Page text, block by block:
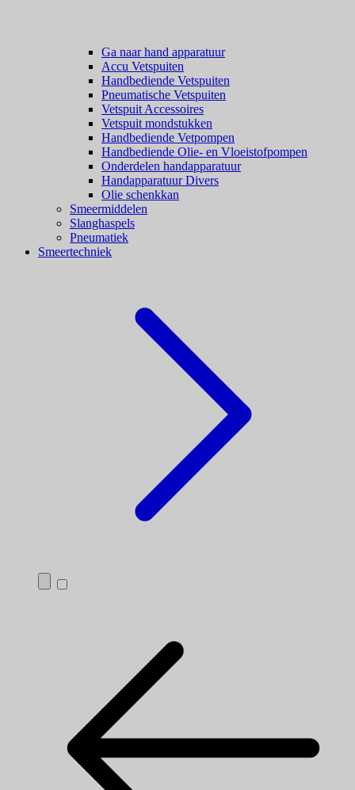
Ga naar hand apparatuur
Accu Vetspuiten
Handbediende Vetspuiten
Pneumatische Vetspuiten
Vetspuit Accessoires
Vetspuit mondstukken
Handbediende Vetpompen
Handbediende Olie- en Vloeistofpompen
Onderdelen handapparatuur
Handapparatuur Divers
Olie schenkkan
Smeermiddelen
Slanghaspels
Pneumatiek
Smeertechniek